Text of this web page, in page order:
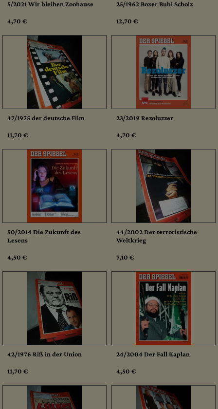
5/2021 Wir bleiben Zoohause
4,70 €
25/1962 Boxer Bubi Scholz
12,70 €
47/1975 der deutsche Film
11,70 €
23/2019 Rezoluzzer
4,70 €
50/2014 Die Zukunft des
Lesens
4,50 €
44/2002 Der terroristische
Weltkrieg
7,10 €
42/1976 Riß in der Union
11,70 €
24/2004 Der Fall Kaplan
4,50 €